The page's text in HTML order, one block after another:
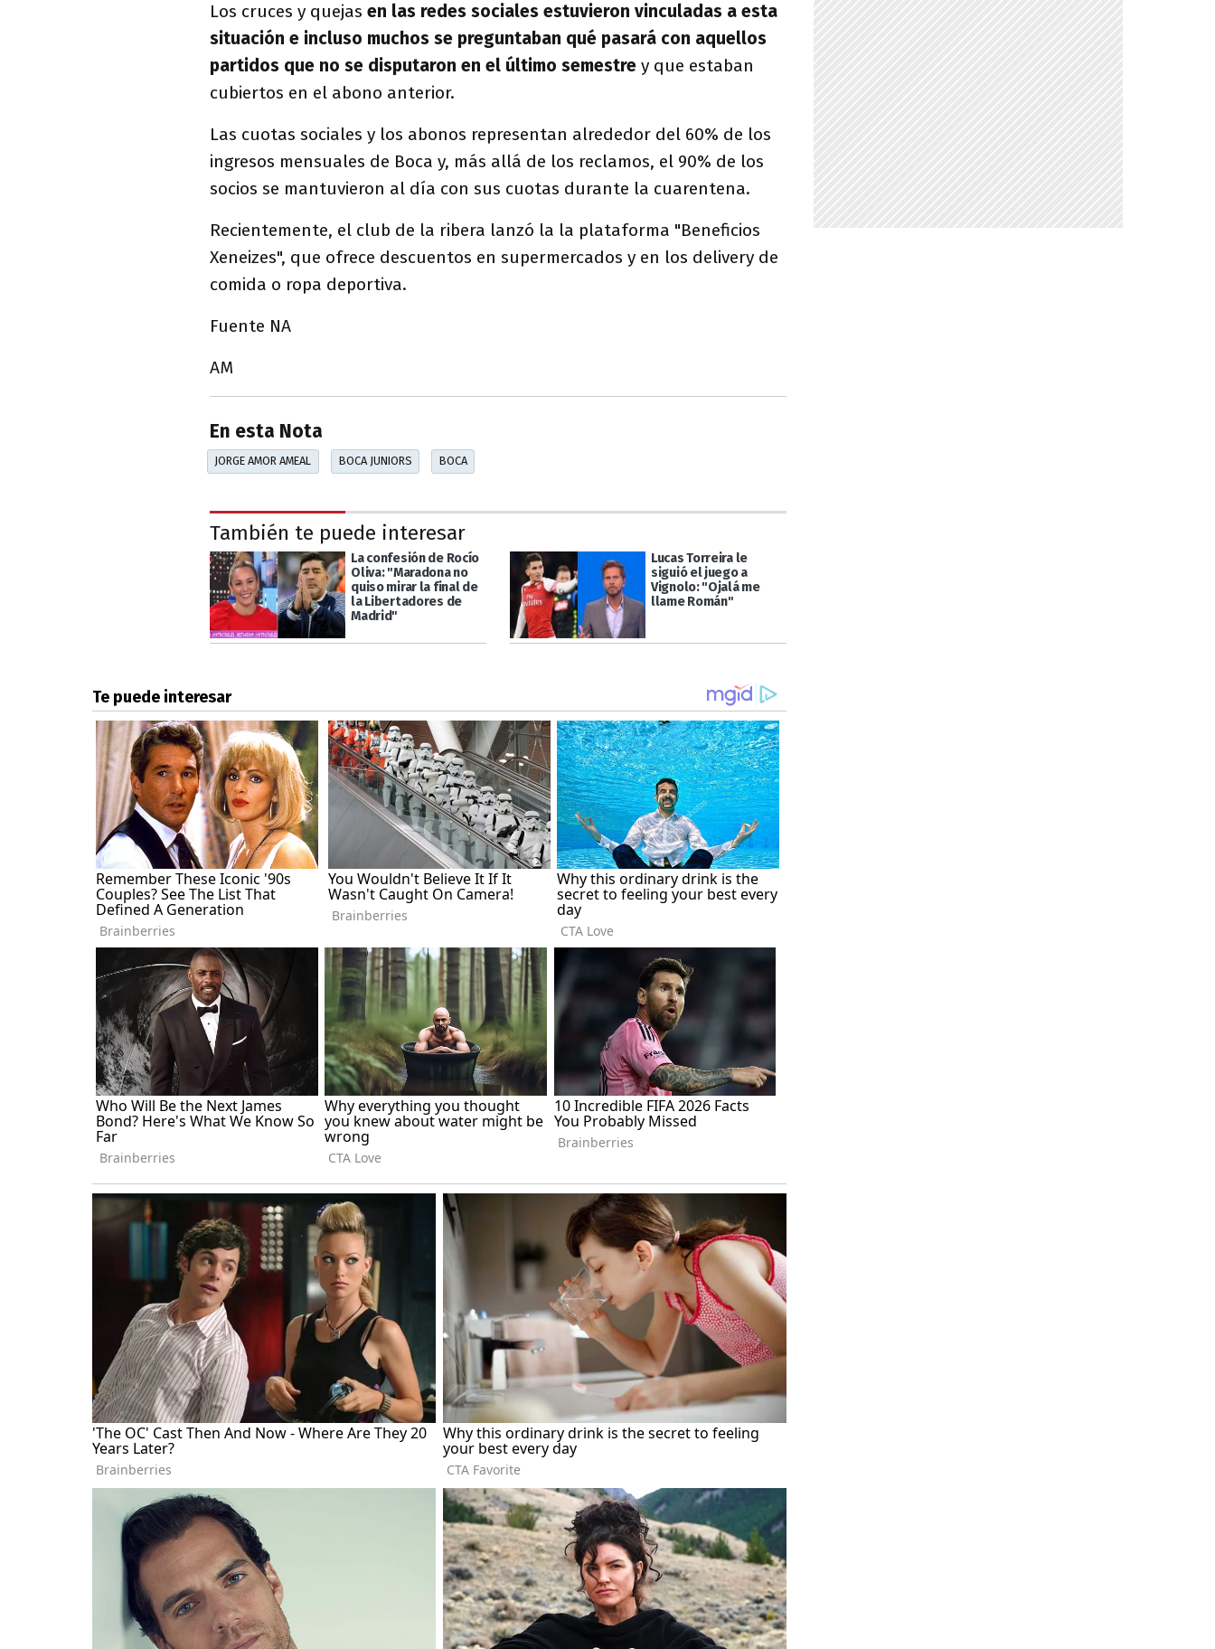
Los cruces y quejas en las redes sociales estuvieron vinculadas a esta
situación e incluso muchos se preguntaban qué pasará con aquellos
partidos que no se disputaron en el último semestre y que estaban
cubiertos en el abono anterior.
Las cuotas sociales y los abonos representan alrededor del 60% de los
ingresos mensuales de Boca y, más allá de los reclamos, el 90% de los
socios se mantuvieron al día con sus cuotas durante la cuarentena.
Recientemente, el club de la ribera lanzó la la plataforma "Beneficios
Xeneizes", que ofrece descuentos en supermercados y en los delivery de
comida o ropa deportiva.
Fuente NA
AM
En esta Nota
JORGE AMOR AMEAL BOCA JUNIORS BOCA
También te puede interesar
La confesión de Rocío
Oliva: "Maradona no
quiso mirar la final de
la Libertadores de
Madrid"
Lucas Torreira le
siguió el juego a
Vignolo: "Ojalá me
llame Román"